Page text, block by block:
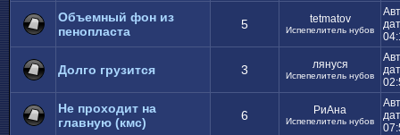
Объемный фон из
пенопласта
5 tetmatov
Испепелитель нубов
Долго грузится 3 лянуся
Испепелитель нубов
Не проходит на
главную (кмс)
6 РиАна
Испепелитель нубов